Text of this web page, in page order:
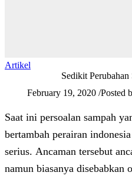
Artikel
Sedikit
February 19, 2020 /Posted
Saat ini persoalan sampah
bertambah perairan
serius. Ancaman tersebut
namun biasanya disebabkan